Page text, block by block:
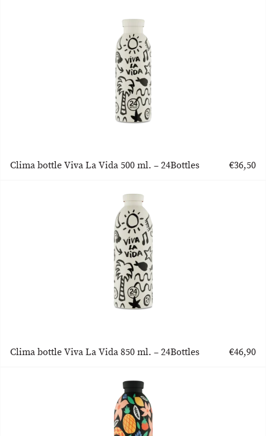
Clima bottle Viva La Vida 500 ml. – 24Bottles €36,50
Clima bottle Viva La Vida 850 ml. – 24Bottles €46,90